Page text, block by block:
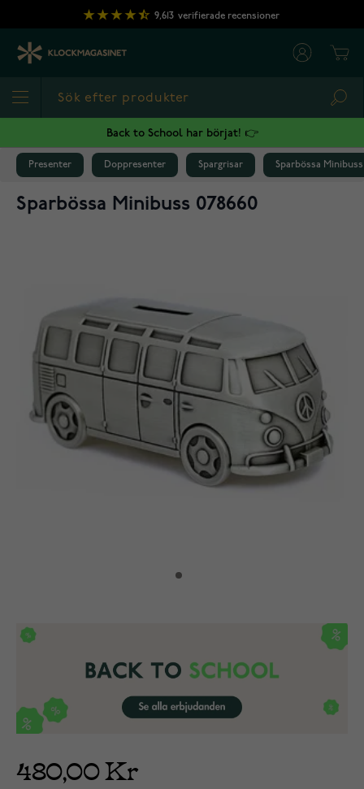
Hoppa till innehållet
9,613 verifierade recensioner
Back to School har börjat! 👉
Presenter Doppresenter Spargrisar Sparbössa Minibuss
Sparbössa Minibuss 078660
480,00 Kr